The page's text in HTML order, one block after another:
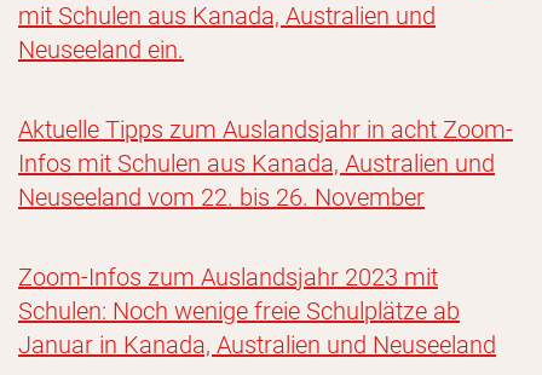
mit Schulen aus Kanada, Australien und
Neuseeland ein.
Aktuelle Tipps zum Auslandsjahr in acht Zoom-
Infos mit Schulen aus Kanada, Australien und
Neuseeland vom 22. bis 26. November
Zoom-Infos zum Auslandsjahr 2023 mit
Schulen: Noch wenige freie Schulplätze ab
Januar in Kanada, Australien und Neuseeland